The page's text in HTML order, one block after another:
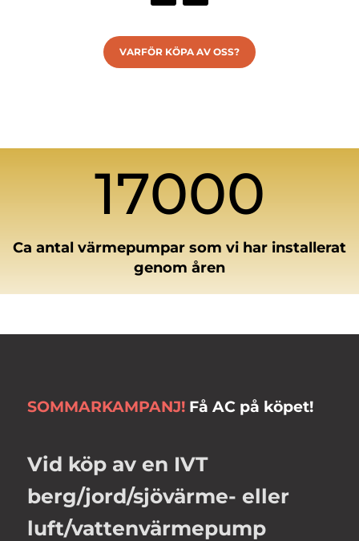
VARFÖR KÖPA AV OSS?
17000
Ca antal värmepumpar som vi har installerat
genom åren
SOMMARKAMPANJ! Få AC på köpet!
Vid köp av en IVT
berg/jord/sjövärme- eller
luft/vattenvärmepump